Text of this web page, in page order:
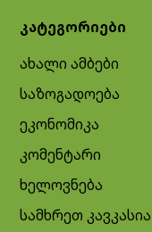
კატეგორიები
ახალი ამბები
საზოგადოება
ეკონომიკა
კომენტარი
ხელოვნება
სამხრეთ კავკასია